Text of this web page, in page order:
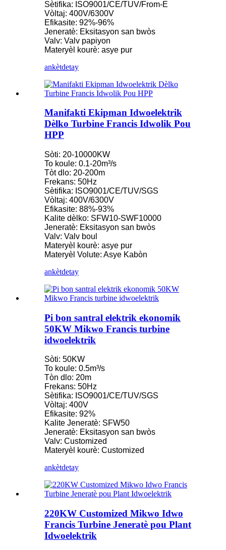
Sètifika: ISO9001/CE/TUV/From-E
Vòltaj: 400V/6300V
Efikasite: 92%-96%
Jeneratè: Eksitasyon san bwòs
Valv: Valv papiyon
Materyèl kourè: asye pur
ankètdetay
Manifakti Ekipman Idwoelektrik
Dèlko Turbine Francis Idwolik Pou
HPP
Sòti: 20-10000KW
To koule: 0.1-20m³/s
Tòt dlo: 20-200m
Frekans: 50Hz
Sètifika: ISO9001/CE/TUV/SGS
Vòltaj: 400V/6300V
Efikasite: 88%-93%
Kalite dèlko: SFW10-SWF10000
Jeneratè: Eksitasyon san bwòs
Valv: Valv boul
Materyèl kourè: asye pur
Materyèl Volute: Asye Kabòn
ankètdetay
Pi bon santral elektrik ekonomik
50KW Mikwo Francis turbine
idwoelektrik
Sòti: 50KW
To koule: 0.5m³/s
Tòn dlo: 20m
Frekans: 50Hz
Sètifika: ISO9001/CE/TUV/SGS
Vòltaj: 400V
Efikasite: 92%
Kalite Jeneratè: SFW50
Jeneratè: Eksitasyon san bwòs
Valv: Customized
Materyèl kourè: Customized
ankètdetay
220KW Customized Mikwo Idwo
Francis Turbine Jeneratè pou Plant
Idwoelektrik